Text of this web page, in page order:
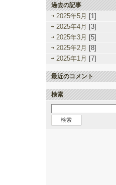
過去の記事
2025年5月
[1]
2025年4月
[3]
2025年3月
[5]
2025年2月
[8]
2025年1月
[7]
最近のコメント
検索